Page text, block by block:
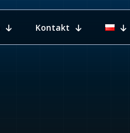
Kontakt